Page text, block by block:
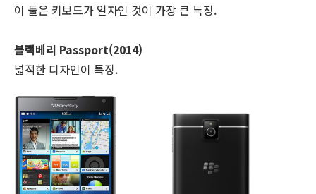
이 둘은 키보드가 일자인 것이 가장 큰 특징.
블랙베리 Passport(2014)
넓적한 디자인이 특징.